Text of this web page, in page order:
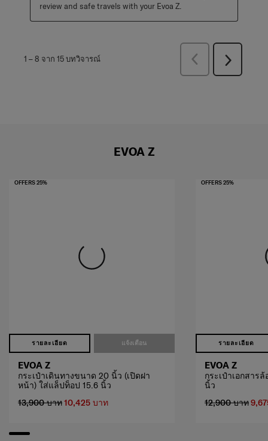
review and safe travels with your Evoa Z.
1 –8 จาก 15บทวิจารณ์
ก่อน
ถัด
EVOA Z
รายละเอียด แจ้งเตือน
OFFERS 25%
EVOA Z
กระเป๋าเดินทางขนาด 20 นิ้ว (เปิดฝา
หน้า) ใส่แล็ปท็อป 15.6 นิ้ว
13,900 บาท10,425 บาท
รายละเอียด
OFFERS 25%
EVOA Z
กระเป๋าเอกสาร
นิ้ว
12,900 บาท